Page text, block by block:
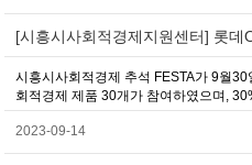
[시흥시사회적경제지원센터] 롯데
시흥시사회적경제 추석 FESTA가 9월
회적경제 제품 30개가 참여하였으며,
2023-09-14